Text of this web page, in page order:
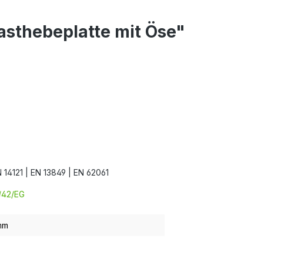
mit Öse"
| EN 13849 | EN 62061
EG